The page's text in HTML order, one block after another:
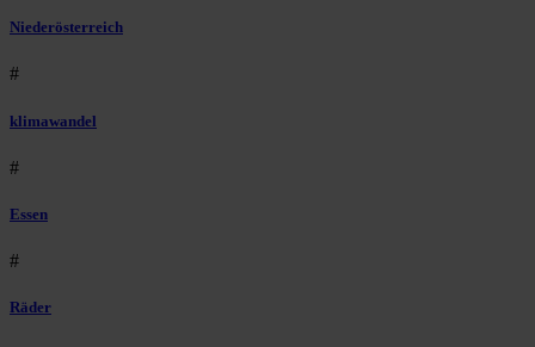
Niederösterreich
#
klimawandel
#
Essen
#
Räder